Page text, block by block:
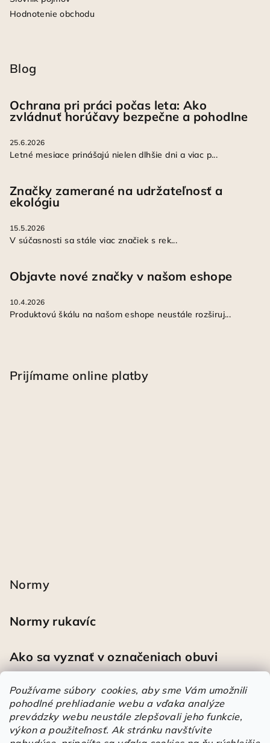
Používame súbory cookies, aby sme Vám umožnili
pohodlné prehliadanie webu a vďaka analýze
prevádzky webu neustále zlepšovali jeho funkcie,
výkon a použiteľnosť. Ak stránku navštívite
Hodnotenie obchodu
Blog
Ochrana pri práci počas leta: Ako
zvládnuť horúčavy bezpečne a pohodlne
25.6.2026
Letné mesiace prinášajú nielen dlhšie dni a viac p...
Značky zamerané na udržateľnosť a
ekológiu
15.5.2026
V súčasnosti sa stále viac značiek s rek...
Objavte nové značky v našom eshope
10.4.2026
Produktovú škálu na našom eshope neustále rozširuj...
Prijímame online platby
Normy
Normy rukavíc
Ako sa vyznať v označeniach obuvi
Heureka